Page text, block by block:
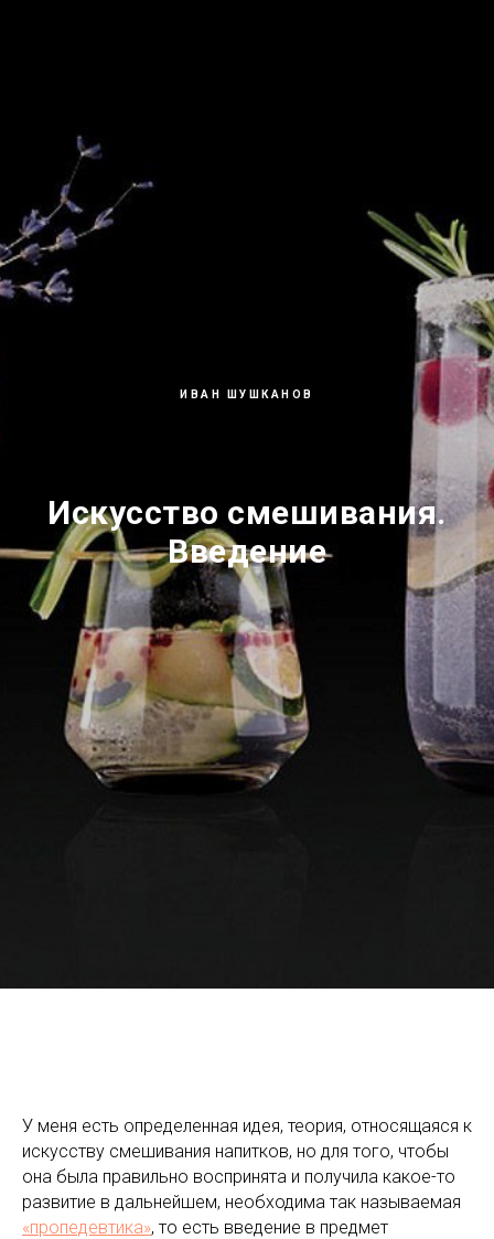
ИВАН ШУШКАНОВ
Искусство смешивания.
Введение
У меня есть определенная идея, теория, относящаяся к
искусству смешивания напитков, но для того, чтобы
она была правильно воспринята и получила какое-то
развитие в дальнейшем, необходима так называемая
«пропедевтика», то есть введение в предмет